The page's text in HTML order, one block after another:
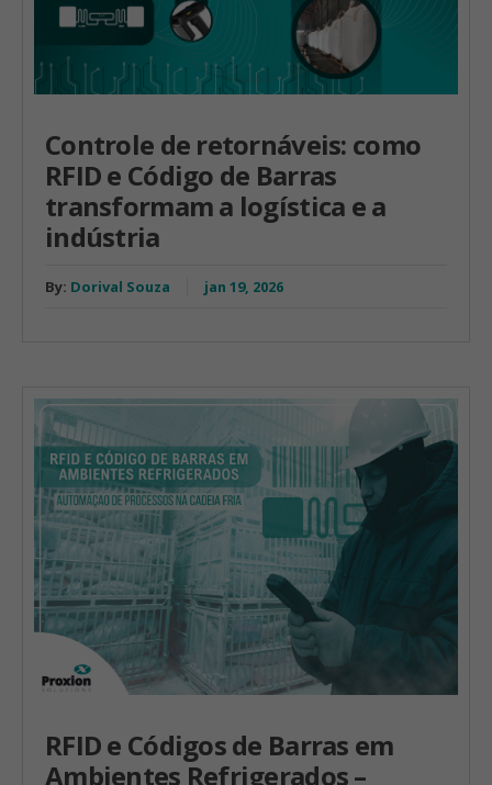
Controle de retornáveis: como
RFID e Código de Barras
transformam a logística e a
indústria
By: Dorival Souza jan 19, 2026
RFID e Códigos de Barras em
Ambientes Refrigerados –